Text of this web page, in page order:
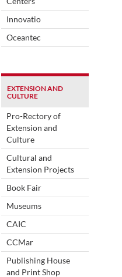
Innovatio
Oceantec
EXTENSION AND
CULTURE
Pro-Rectory of
Extension and
Culture
Cultural and
Extension Projects
Book Fair
Museums
CAIC
CCMar
Publishing House
and Print Shop